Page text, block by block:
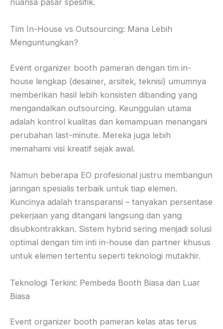
nuansa pasar spesifik.
Tim In-House vs Outsourcing: Mana Lebih
Menguntungkan?
Event organizer booth pameran dengan tim in-
house lengkap (desainer, arsitek, teknisi) umumnya
memberikan hasil lebih konsisten dibanding yang
mengandalkan outsourcing. Keunggulan utama
adalah kontrol kualitas dan kemampuan menangani
perubahan last-minute. Mereka juga lebih
memahami visi kreatif sejak awal.
Namun beberapa EO profesional justru membangun
jaringan spesialis terbaik untuk tiap elemen.
Kuncinya adalah transparansi – tanyakan persentase
pekerjaan yang ditangani langsung dan yang
disubkontrakkan. Sistem hybrid sering menjadi solusi
optimal dengan tim inti in-house dan partner khusus
untuk elemen tertentu seperti teknologi mutakhir.
Teknologi Terkini: Pembeda Booth Biasa dan Luar
Biasa
Event organizer booth pameran kelas atas terus